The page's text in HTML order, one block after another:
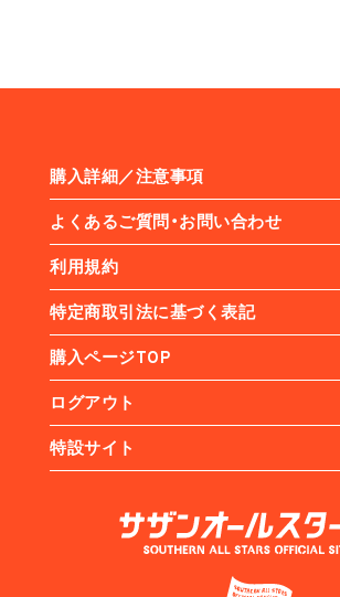
購入詳細／注意事項
よくあるご質問・お問い合わせ
利用規約
特定商取引法に基づく表記
購入ページTOP
ログアウト
特設サイト